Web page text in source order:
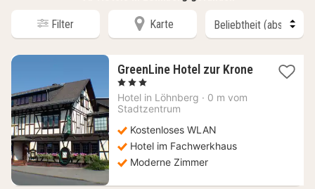
Filter Karte
GreenLine Hotel zur Krone
1
Nacht
ab
€
, 3 Sterne
Hotel in Löhnberg · 0 m vom
Stadtzentrum
Kostenloses WLAN
Hotel im Fachwerkhaus
Moderne Zimmer